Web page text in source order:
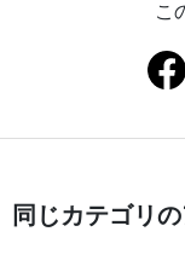
こ
同じカテゴリ